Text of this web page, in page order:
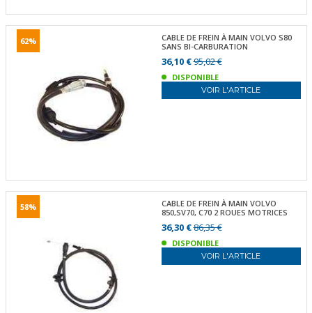
62%
CABLE DE FREIN À MAIN VOLVO S80
SANS BI-CARBURATION
36,10 €95,02 €
DISPONIBLE
VOIR L'ARTICLE
58%
CABLE DE FREIN À MAIN VOLVO
850,SV70, C70 2 ROUES MOTRICES
36,30 €86,35 €
DISPONIBLE
VOIR L'ARTICLE